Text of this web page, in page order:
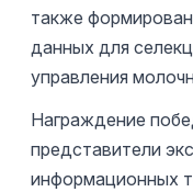
также
данных для
управления
Награждение
представители
информационных